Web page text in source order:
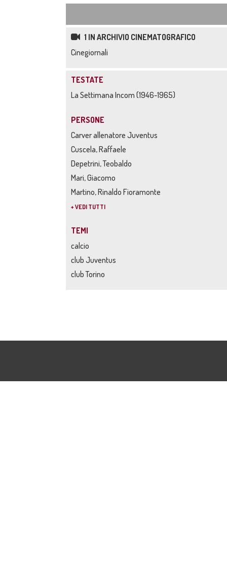
1 IN ARCHIVIO CINEMATOGRAFICO
Cinegiornali
TESTATE
La Settimana Incom (1946-1965)
PERSONE
Carver allenatore Juventus
Cuscela, Raffaele
Depetrini, Teobaldo
Mari, Giacomo
Martino, Rinaldo Fioramonte
+ VEDI TUTTI
TEMI
calcio
club Juventus
club Torino